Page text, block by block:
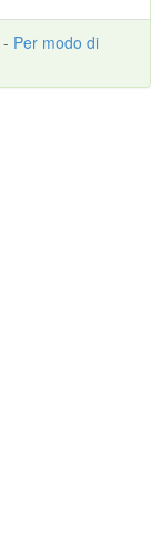
- Per modo di